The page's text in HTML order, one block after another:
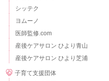
シッテク
ヨムーノ
医師監修.com
産後ケアサロン ひより青山
産後ケアサロン ひより芝浦
子育て支援団体